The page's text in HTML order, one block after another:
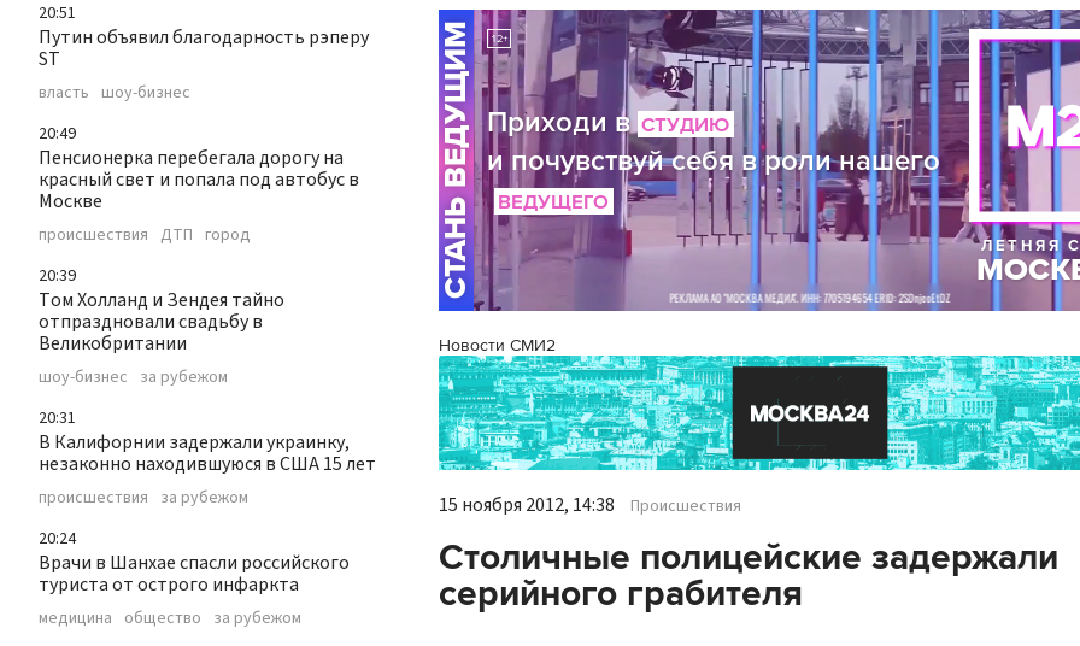
20:51
Путин объявил благодарность рэперу
ST
власть шоу-бизнес
20:49
Пенсионерка перебегала дорогу на
красный свет и попала под автобус в
Москве
происшествия ДТП город
20:39
Том Холланд и Зендея тайно
отпраздновали свадьбу в
Великобритании
шоу-бизнес за рубежом
20:31
В Калифорнии задержали украинку,
незаконно находившуюся в США 15 лет
происшествия за рубежом
20:24
Врачи в Шанхае спасли российского
туриста от острого инфаркта
медицина общество за рубежом
Новости СМИ2
15 ноября 2012, 14:38 Происшествия
Столичные полицейские задержали
серийного грабителя